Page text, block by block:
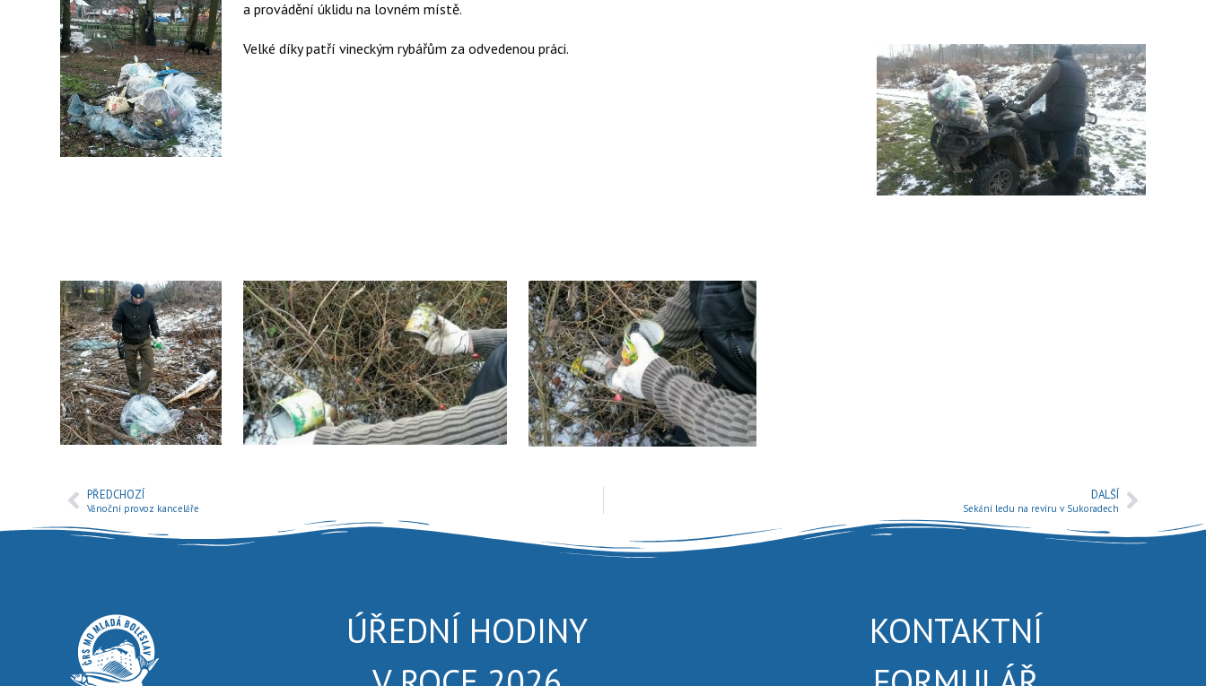
a provádění úklidu na lovném místě.
Velké díky patří vineckým rybářům za odvedenou práci.
PŘEDCHOZÍ
Vánoční provoz kanceláře
DALŠÍ
Sekání ledu na revíru v Sukoradech
ÚŘEDNÍ HODINY
KONTAKTNÍ